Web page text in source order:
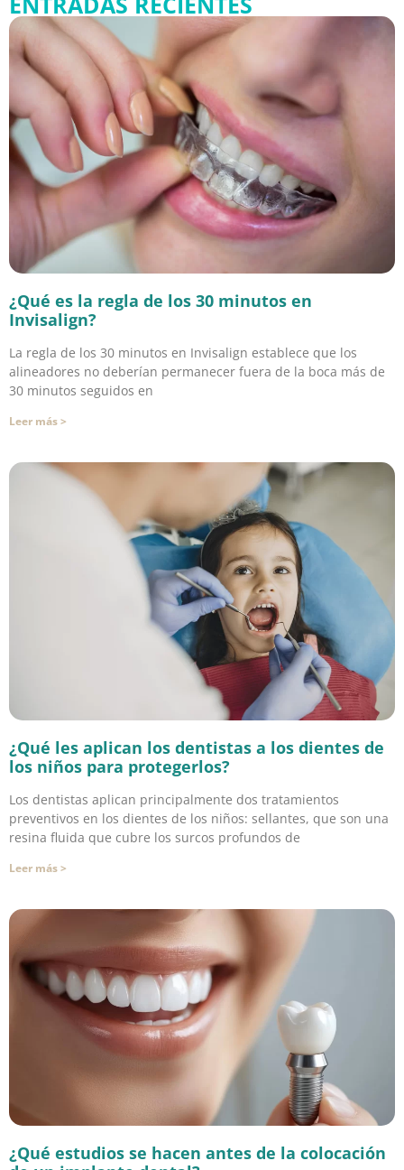
¿Qué es la regla de los 30 minutos en
Invisalign?
La regla de los 30 minutos en Invisalign establece que los
alineadores no deberían permanecer fuera de la boca más de
30 minutos seguidos en
Leer más >
¿Qué les aplican los dentistas a los dientes de
los niños para protegerlos?
Los dentistas aplican principalmente dos tratamientos
preventivos en los dientes de los niños: sellantes, que son una
resina fluida que cubre los surcos profundos de
Leer más >
¿Qué estudios se hacen antes de la colocación